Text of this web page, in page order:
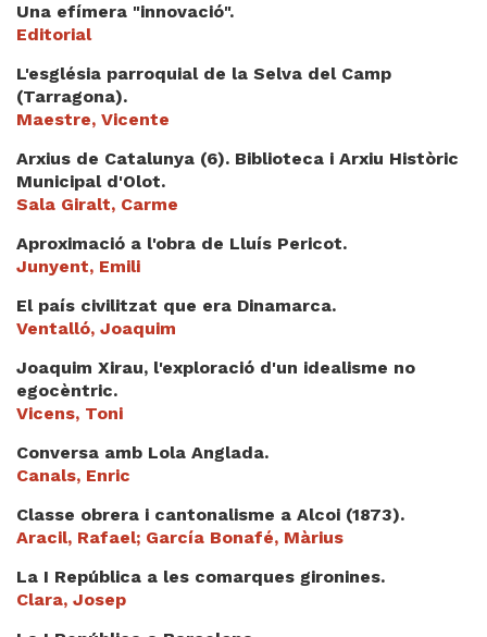
Focus
Actualitat
El llibre de la setmana
Videoteca
Termes legals
Una efímera "innovació".
Editorial
L'església parroquial de la Selva del Camp
(Tarragona).
Maestre, Vicente
Arxius de Catalunya (6). Biblioteca i Arxiu Històric
Municipal d'Olot.
Sala Giralt, Carme
Aproximació a l'obra de Lluís Pericot.
Junyent, Emili
El país civilitzat que era Dinamarca.
Ventalló, Joaquim
Joaquim Xirau, l'exploració d'un idealisme no
egocèntric.
Vicens, Toni
Conversa amb Lola Anglada.
Canals, Enric
Classe obrera i cantonalisme a Alcoi (1873).
Aracil, Rafael; García Bonafé, Màrius
La I República a les comarques gironines.
Clara, Josep